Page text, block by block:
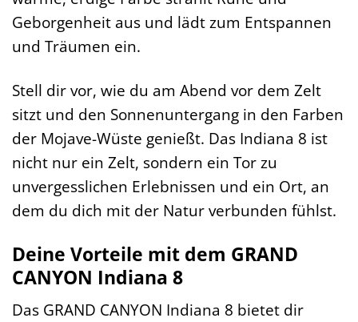
Geborgenheit aus und lädt zum Entspannen
und Träumen ein.
Stell dir vor, wie du am Abend vor dem Zelt
sitzt und den Sonnenuntergang in den Farben
der Mojave-Wüste genießt. Das Indiana 8 ist
nicht nur ein Zelt, sondern ein Tor zu
unvergesslichen Erlebnissen und ein Ort, an
dem du dich mit der Natur verbunden fühlst.
Deine Vorteile mit dem GRAND
CANYON Indiana 8
Das GRAND CANYON Indiana 8 bietet dir